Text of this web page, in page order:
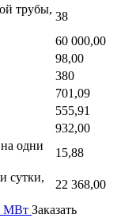
трубы,
38
60 000,00
98,00
380
701,09
555,91
932,00
одни
15,88
сутки,
22 368,00
МВт Заказать